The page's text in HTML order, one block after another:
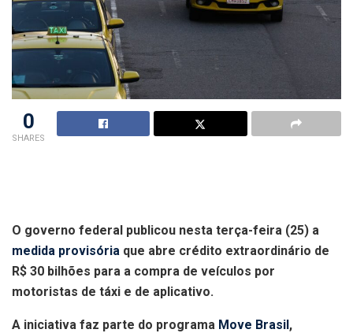
0
SHARES
O governo federal publicou nesta terça-feira (25) a
medida provisória que abre crédito extraordinário de
R$ 30 bilhões para a compra de veículos por
motoristas de táxi e de aplicativo.
A iniciativa faz parte do programa Move Brasil,